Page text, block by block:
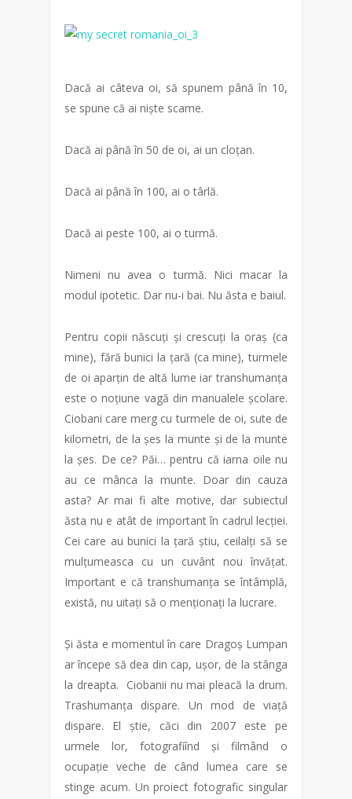
Dacă ai câteva oi, să spunem până în 10,
se spune că ai niște scame.
Dacă ai până în 50 de oi, ai un cloțan.
Dacă ai până în 100, ai o târlă.
Dacă ai peste 100, ai o turmă.
Nimeni nu avea o turmă. Nici macar la
modul ipotetic. Dar nu-i bai. Nu ăsta e baiul.
Pentru copii născuți și crescuți la oraș (ca
mine), fără bunici la țară (ca mine), turmele
de oi aparțin de altă lume iar transhumanța
este o noțiune vagă din manualele școlare.
Ciobani care merg cu turmele de oi, sute de
kilometri, de la șes la munte și de la munte
la șes. De ce? Păi… pentru că iarna oile nu
au ce mânca la munte. Doar din cauza
asta? Ar mai fi alte motive, dar subiectul
ăsta nu e atât de important în cadrul lecției.
Cei care au bunici la țară știu, ceilalți să se
mulțumeasca cu un cuvânt nou învățat.
Important e că transhumanța se întâmplă,
există, nu uitați să o menționați la lucrare.
Și ăsta e momentul în care Dragoș Lumpan
ar începe să dea din cap, ușor, de la stânga
la dreapta. Ciobanii nu mai pleacă la drum.
Trashumanța dispare. Un mod de viață
dispare. El știe, căci din 2007 este pe
urmele lor, fotografiînd și filmând o
ocupație veche de când lumea care se
stinge acum. Un proiect fotografic singular